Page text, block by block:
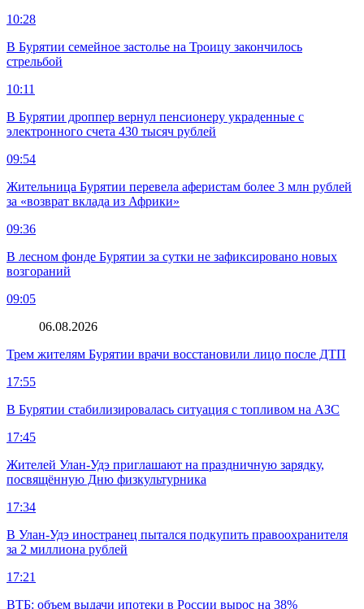
10:28
В Бурятии семейное застолье на Троицу закончилось
стрельбой
10:11
В Бурятии дроппер вернул пенсионеру украденные с
электронного счета 430 тысяч рублей
09:54
Жительница Бурятии перевела аферистам более 3 млн рублей
за «возврат вклада из Африки»
09:36
В лесном фонде Бурятии за сутки не зафиксировано новых
возгораний
09:05
06.08.2026
Трем жителям Бурятии врачи восстановили лицо после ДТП
17:55
В Бурятии стабилизировалась ситуация с топливом на АЗС
17:45
Жителей Улан-Удэ приглашают на праздничную зарядку,
посвящённую Дню физкультурника
17:34
В Улан-Удэ иностранец пытался подкупить правоохранителя
за 2 миллиона рублей
17:21
ВТБ: объем выдачи ипотеки в России вырос на 38%